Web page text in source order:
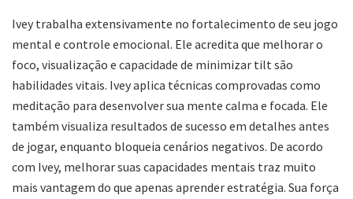
Ivey trabalha extensivamente no fortalecimento de seu jogo
mental e controle emocional. Ele acredita que melhorar o
foco, visualização e capacidade de minimizar tilt são
habilidades vitais. Ivey aplica técnicas comprovadas como
meditação para desenvolver sua mente calma e focada. Ele
também visualiza resultados de sucesso em detalhes antes
de jogar, enquanto bloqueia cenários negativos. De acordo
com Ivey, melhorar suas capacidades mentais traz muito
mais vantagem do que apenas aprender estratégia. Sua força